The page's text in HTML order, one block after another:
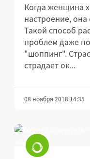
Когда женщина
настроение, она
Такой способ
проблем даже
"шоппинг".
страдает ок...
08 ноября 2018 14:35